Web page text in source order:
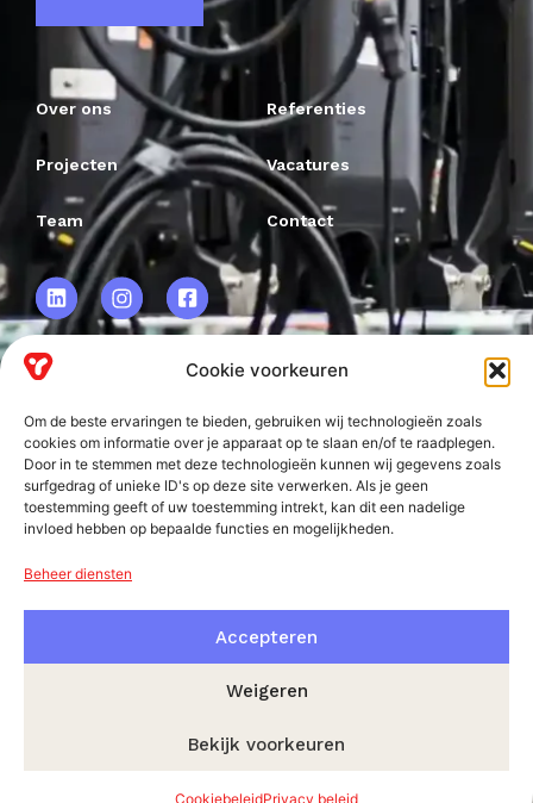
Cookie voorkeuren
Om de beste ervaringen te bieden, gebruiken wij technologieën zoals
cookies om informatie over je apparaat op te slaan en/of te raadplegen.
Door in te stemmen met deze technologieën kunnen wij gegevens zoals
surfgedrag of unieke ID's op deze site verwerken. Als je geen
toestemming geeft of uw toestemming intrekt, kan dit een nadelige
invloed hebben op bepaalde functies en mogelijkheden.
Beheer diensten
Accepteren
Weigeren
Bekijk voorkeuren
CookiebeleidPrivacy beleid
Frankweg 2
2153 PD
Nieuw-Vennep
Over ons Referenties
Projecten Vacatures
Team Contact
Algemene voorwaarden
Privacy beleid